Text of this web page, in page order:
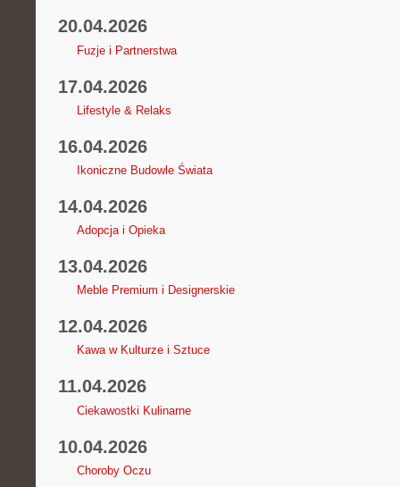
20.04.2026
Fuzje i Partnerstwa
17.04.2026
Lifestyle & Relaks
16.04.2026
Ikoniczne Budowle Świata
14.04.2026
Adopcja i Opieka
13.04.2026
Meble Premium i Designerskie
12.04.2026
Kawa w Kulturze i Sztuce
11.04.2026
Ciekawostki Kulinarne
10.04.2026
Choroby Oczu